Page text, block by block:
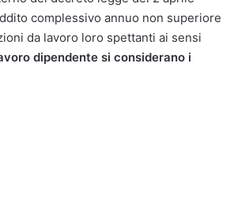
complessivo annuo non superiore
da lavoro loro spettanti ai sensi
dipendente si considerano i